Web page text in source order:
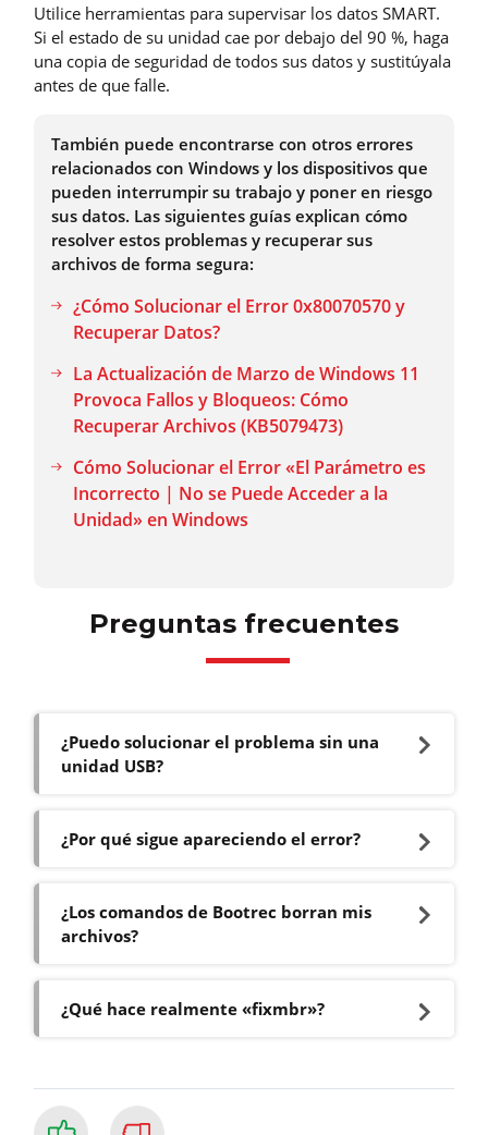
Utilice herramientas para supervisar los datos SMART.
Si el estado de su unidad cae por debajo del 90 %, haga
una copia de seguridad de todos sus datos y sustitúyala
antes de que falle.
También puede encontrarse con otros errores
relacionados con Windows y los dispositivos que
pueden interrumpir su trabajo y poner en riesgo
sus datos. Las siguientes guías explican cómo
resolver estos problemas y recuperar sus
archivos de forma segura:
¿Cómo Solucionar el Error 0x80070570 y
Recuperar Datos?
La Actualización de Marzo de Windows 11
Provoca Fallos y Bloqueos: Cómo
Recuperar Archivos (KB5079473)
Cómo Solucionar el Error «El Parámetro es
Incorrecto | No se Puede Acceder a la
Unidad» en Windows
Preguntas frecuentes
¿Puedo solucionar el problema sin una
unidad USB?
¿Por qué sigue apareciendo el error?
¿Los comandos de Bootrec borran mis
archivos?
¿Qué hace realmente «fixmbr»?